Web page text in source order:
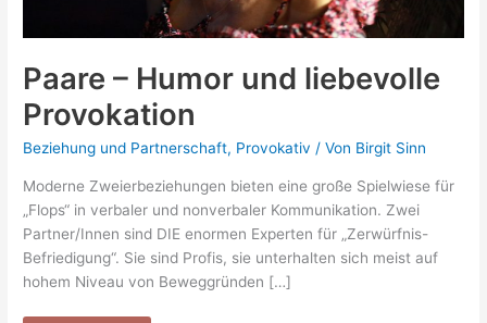
Paare – Humor und liebevolle
Provokation
Beziehung und Partnerschaft, Provokativ / Von Birgit Sinn
Moderne Zweierbeziehungen bieten eine große Spielwiese für
„Flops“ in verbaler und nonverbaler Kommunikation. Zwei
Partner/Innen sind DIE enormen Experten für „Zerwürfnis-
Befriedigung“. Sie sind Profis, sie unterhalten sich meist auf
hohem Niveau von Beweggründen […]